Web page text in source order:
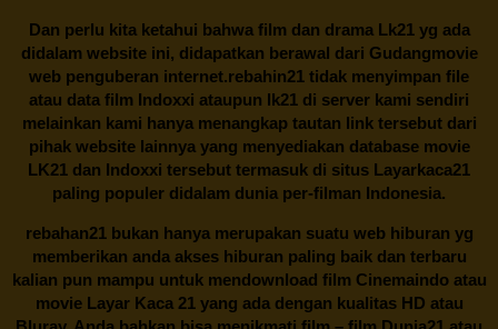
Dan perlu kita ketahui bahwa film dan dramaLk21yg ada
didalam website ini, didapatkan berawal dari Gudangmovie
web penguberan internet.rebahin21 tidak menyimpan file
atau data film Indoxxi ataupun lk21 di server kami sendiri
melainkan kami hanya menangkap tautan link tersebut dari
pihak website lainnya yang menyediakan database movie
LK21 dan Indoxxi tersebut termasuk di situs Layarkaca21
paling populer didalam dunia per-filman Indonesia.
rebahan21bukan hanya merupakan suatu web hiburan yg
memberikan anda akses hiburan paling baik dan terbaru
kalian pun mampu untuk mendownload film Cinemaindo atau
movie Layar Kaca 21 yang ada dengan kualitas HD atau